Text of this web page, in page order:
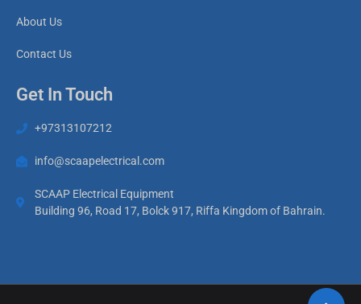
About Us
Contact Us
Get In Touch
+97313107212
info@scaapelectrical.com
SCAAP Electrical Equipment
Building 96, Road 17, Bolck 917, Riffa Kingdom of Bahrain.